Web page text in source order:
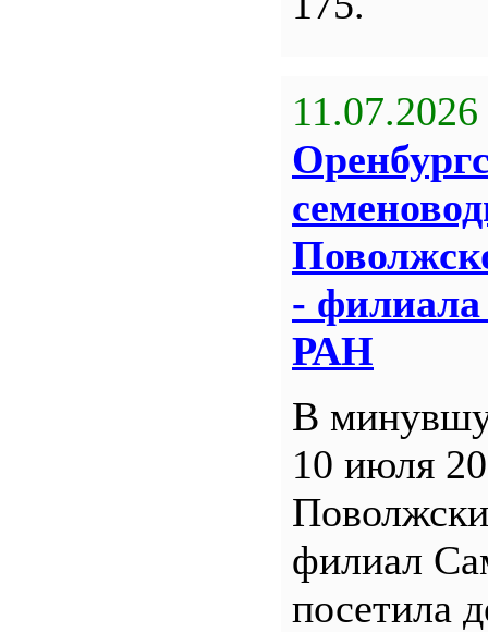
11.07.2026
-
РАН
В
10 июля
филиал
посетила